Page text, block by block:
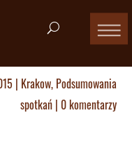
| Krakow, Podsumowania
spotkań| 0 komentarzy